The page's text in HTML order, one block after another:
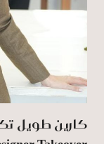
كارين طويل